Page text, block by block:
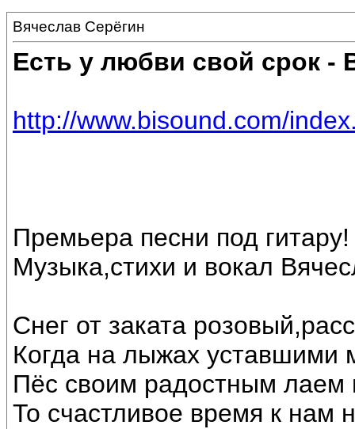
Вячеслав Серёгин
Есть у любви свой срок -
http://www.bisound.com/
Премьера песни под
Музыка,стихи и вокал
Снег от заката
Когда на лыжах
Пёс своим радостным лаем
То счастливое время к нам